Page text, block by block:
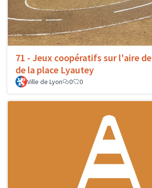
71 - Jeux coopératifs sur l'aire
de la place Lyautey
Ville de Lyon 0 0